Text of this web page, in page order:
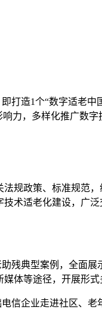
造1个“数字适老中
力，多样化推广数
政策、标准规范，
术适老化建设，广
典型案例，全面展
体等途径，开展形
企业走进社区、老